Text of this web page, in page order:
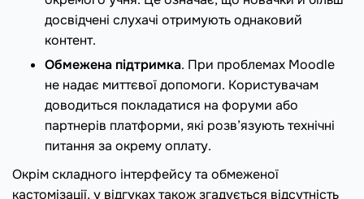
досвідчені слухачі отримують однаковий
контент.
Обмежена підтримка. При проблемах Moodle
не надає миттєвої допомоги. Користувачам
доводиться покладатися на форуми або
партнерів платформи, які розв’язують технічні
питання за окрему оплату.
Окрім складного інтерфейсу та обмеженої
кастомізації, у відгуках також згадується відсутність